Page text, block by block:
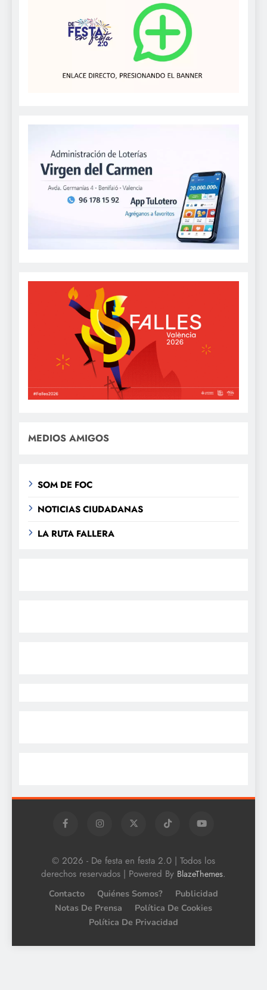
MEDIOS AMIGOS
SOM DE FOC
NOTICIAS CIUDADANAS
LA RUTA FALLERA
© 2026 - De festa en festa 2.0 | Todos los
derechos reservados | Powered By BlazeThemes.
Contacto Quiénes Somos?
Publicidad
Notas De Prensa
Política De Cookies
Política De Privacidad